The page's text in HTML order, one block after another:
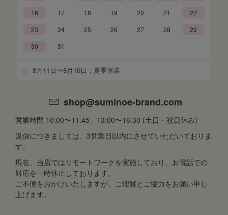
16
17 18 19 20 21
22
23
24 25 26 27 28
29
30
31
8月11日〜8月16日：夏季休業
shop@suminoe-brand.com
営業時間 10:00〜11:45、13:00〜16:30 (土日・祝日休み)
返信につきましては、3営業日以内にさせていただいておりま
す。
現在、当店ではリモートワークを実施しており、お電話での
対応を一時休止しております。
ご不便をおかけいたしますが、ご理解とご協力をお願い申し
上げます。